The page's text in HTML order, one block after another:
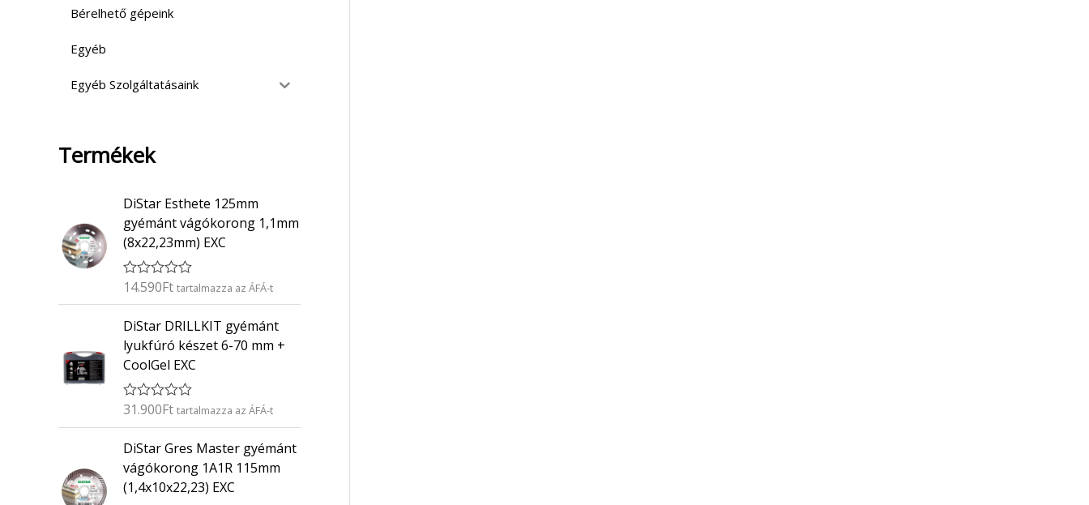
Bérelhető gépeink
Egyéb
Egyéb Szolgáltatásaink
Termékek
DiStar Esthete 125mm
gyémánt vágókorong 1,1mm
(8x22,23mm) EXC
É
é
k
e
l
s
:
0
/
5
14.590Ft tartalmazza az ÁFÁ-t
DiStar DRILLKIT gyémánt
lyukfúró készet 6-70 mm +
CoolGel EXC
É
é
e
l
31.900Ft tartalmazza az ÁFÁ-t
DiStar Gres Master gyémánt
vágókorong 1A1R 115mm
(1,4x10x22,23) EXC